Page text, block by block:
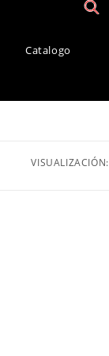
Catalogo
VISUALIZACIÓN: